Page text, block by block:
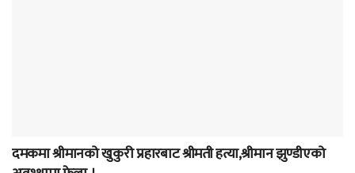
दमकमा श्रीमानको खुकुरी प्रहारबाट श्रीमती हत्या,श्रीमान झुण्डीएको